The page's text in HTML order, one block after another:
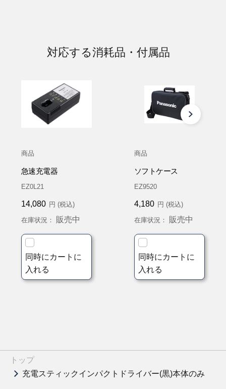
対応する消耗品・付属品
商品
急速充電器
EZ0L21
14,080 円 (税込)
在庫状況： 販売中
同時にカートに
入れる
商品
ソフトケース
EZ9520
4,180 円 (税込)
在庫状況： 販売中
同時にカートに
入れる
トップ
充電スティックインパクトドライバー(黒)本体のみ